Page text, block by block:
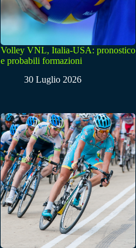
Volley VNL, Italia-USA: pronostico
e probabili formazioni
30 Luglio 2026